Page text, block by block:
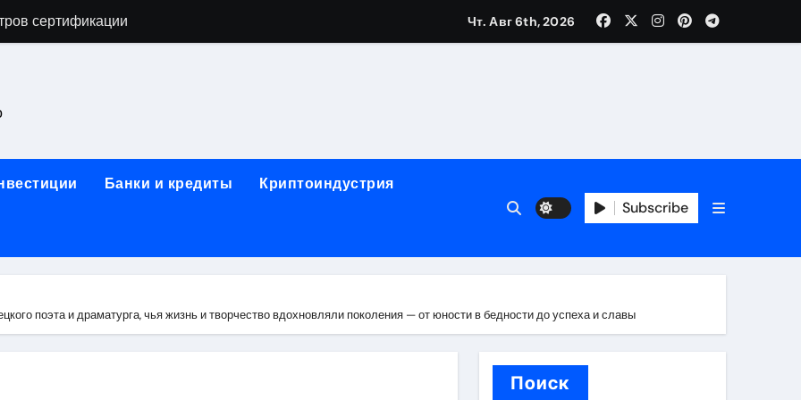
бра в виде факела с эффектом старины
и электрооборудование для ногтевого сервиса, наращивания ресниц и депиляции
работы на объектах культурного наследия
для международных расчетов
от проектной документации до противопожарных мероприятий и обустройства мест отдыха
Чт. Авг 6th, 2026
Банки и кредиты Криптоиндустрия
Subscribe
поэта и драматурга, чья жизнь и творчество вдохновляли поколения — от юности в бедности до успеха и славы
Поиск